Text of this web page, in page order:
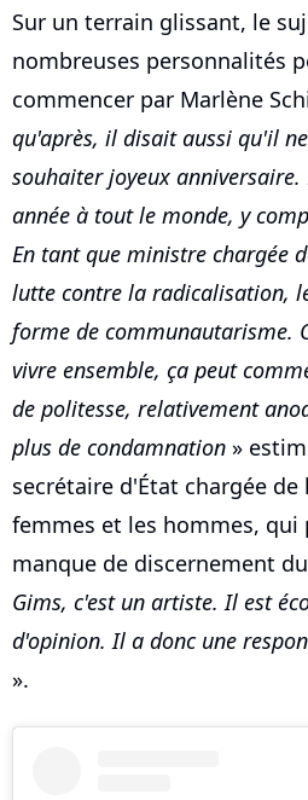
Sur un terrain glissant, le
nombreuses personnalités
commencer par Marlène
qu'après, il disait aussi qu'il
souhaiter joyeux
année à tout le monde, y
En tant que ministre chargée
lutte contre la radicalisation,
forme de communautarisme.
vivre ensemble, ça peut
de politesse, relativement
plus de condamnation »
secrétaire d'État chargée
femmes et les hommes,
manque de discernement
Gims, c'est un artiste. Il est
d'opinion. Il a donc une
».